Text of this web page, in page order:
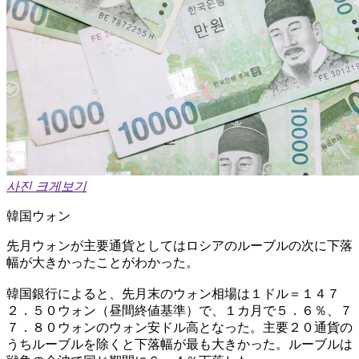
사진 크게보기
韓国ウォン
先月ウォンが主要通貨としてはロシアのルーブルの次に下落
幅が大きかったことがわかった。
韓国銀行によると、先月末のウォン相場は１ドル＝１４７
２．５０ウォン（昼間終値基準）で、１カ月で５．６％、７
７．８０ウォンのウォン安ドル高となった。主要２０通貨の
うちルーブルを除くと下落幅が最も大きかった。ルーブルは